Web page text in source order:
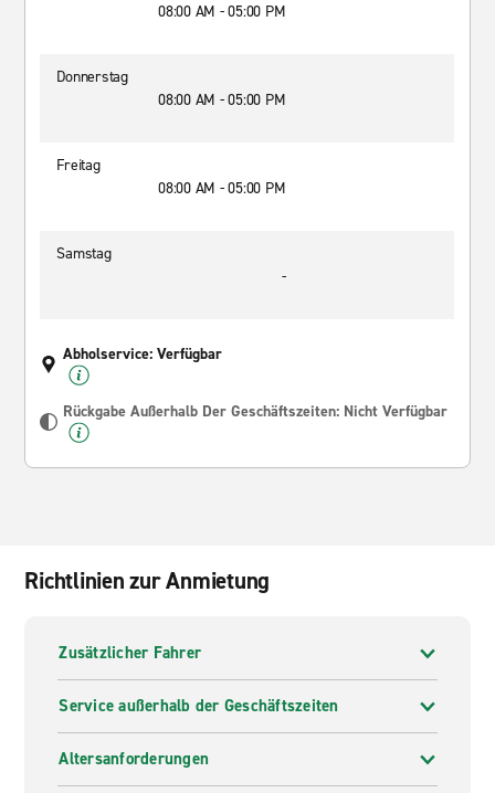
08:00 AM - 05:00 PM
Donnerstag
08:00 AM - 05:00 PM
Freitag
08:00 AM - 05:00 PM
Samstag
-
Abholservice: Verfügbar
Rückgabe Außerhalb Der Geschäftszeiten: Nicht Verfügbar
Richtlinien zur Anmietung
Zusätzlicher Fahrer
Service außerhalb der Geschäftszeiten
Altersanforderungen